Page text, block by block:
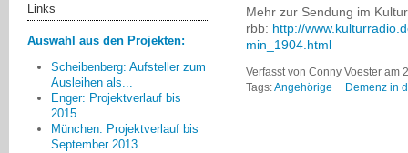
Mehr zur Sendung im
rbb: http://
min_1904.html
Verfasst von Conny Voester am
Tags:Angehörige Demenz in
Links
Auswahl aus den Projekten:
Scheibenberg: Aufsteller zum
Ausleihen als...
Enger: Projektverlauf bis
2015
München: Projektverlauf bis
September 2013
Für mich persönlich hatte der
Erfolg des Projektes nichts mit